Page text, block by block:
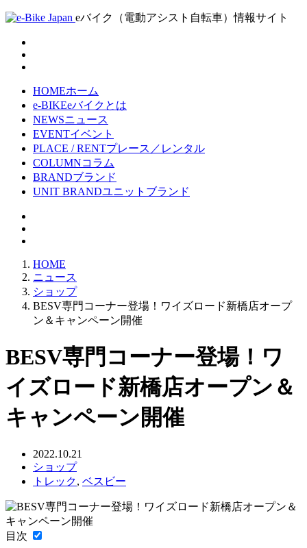
eバイク（電動アシスト自転車）情報サイト
HOMEホーム
e-BIKEeバイクとは
NEWSニュース
EVENTイベント
PLACE / RENTプレース／レンタル
COLUMNコラム
BRANDブランド
UNIT BRANDユニットブランド
HOME
ニュース
ショップ
BESV専門コーナー登場！ワイズロード新橋店オープ
ン＆キャンペーン開催
BESV専門コーナー登場！ワ
イズロード新橋店オープン＆
キャンペーン開催
2022.10.21
ショップ
トレック, ベスビー
目次